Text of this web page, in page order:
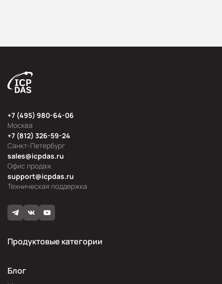
Москва
+7 (495) 980-64-06
Офис продаж
sales@icpdas.ru
Санкт-Петербург
+7 (812) 326-59-24
Техническая поддержка
support@icpdas.ru
Продуктовые категории
Блог